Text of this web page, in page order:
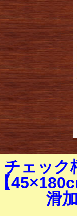
チェック
【
滑